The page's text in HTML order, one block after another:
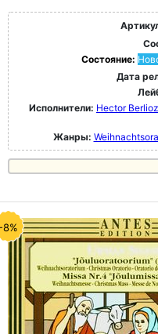
Состояние:
Дата
Исполнители: Hector
Жанры:
8%